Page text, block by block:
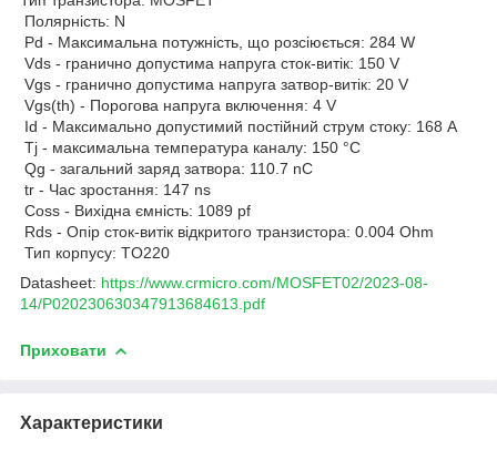
Полярність: N
Pd - Максимальна потужність, що розсіюється: 284 W
Vds - гранично допустима напруга сток-витік: 150 V
Vgs - гранично допустима напруга затвор-витік: 20 V
Vgs(th) - Порогова напруга включення: 4 V
Id - Максимально допустимий постійний струм стоку: 168 A
Tj - максимальна температура каналу: 150 °C
Qg - загальний заряд затвора: 110.7 nC
tr - Час зростання: 147 ns
Coss - Вихідна ємність: 1089 pf
Rds - Опір сток-витік відкритого транзистора: 0.004 Ohm
Тип корпусу: TO220
Datasheet: https://www.crmicro.com/MOSFET02/2023-08-
14/P020230630347913684613.pdf
Приховати
Характеристики